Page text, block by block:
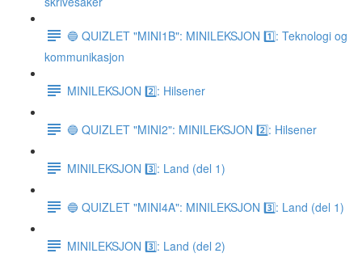
🔵 QUIZLET "MINI1B": MINILEKSJON 1️⃣: Teknologi og
kommunikasjon
MINILEKSJON 2️⃣: Hilsener
🔵 QUIZLET "MINI2": MINILEKSJON 2️⃣: Hilsener
MINILEKSJON 3️⃣: Land (del 1)
🔵 QUIZLET "MINI4A": MINILEKSJON 3️⃣: Land (del 1)
MINILEKSJON 3️⃣: Land (del 2)